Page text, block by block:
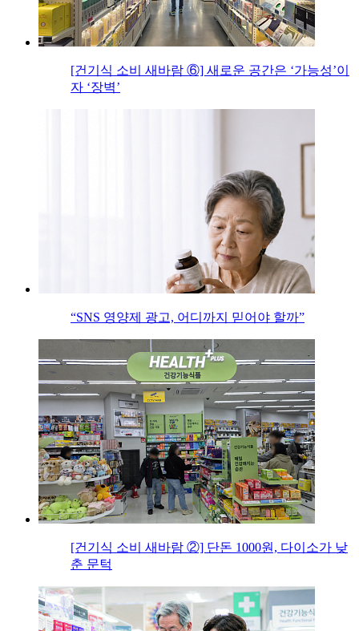
[건기식 소비 새바람 ⑥] 새로운 공간은 ‘가능성’이
자 ‘장벽’
“SNS 영양제 광고, 어디까지 믿어야 할까”
[건기식 소비 새바람 ②] 단돈 1000원, 다이소가 낮
춘 문턱